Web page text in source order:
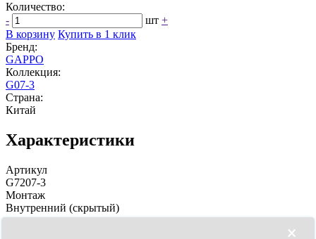
Количество:
-
шт +
В корзину Купить в 1 клик
Бренд:
GAPPO
Коллекция:
G07-3
Страна:
Китай
Характеристики
Артикул
G7207-3
Монтаж
Внутренний (скрытый)
Монтаж
×